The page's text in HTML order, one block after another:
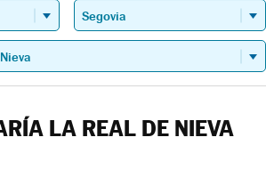
LA REAL DE NIEVA